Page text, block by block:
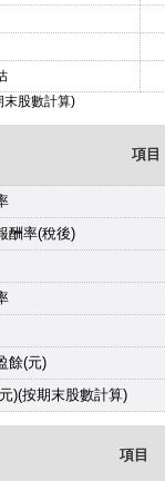
末股數計算)
項目
酬率(稅後)
餘(元)
)(按期末股數計算)
項目